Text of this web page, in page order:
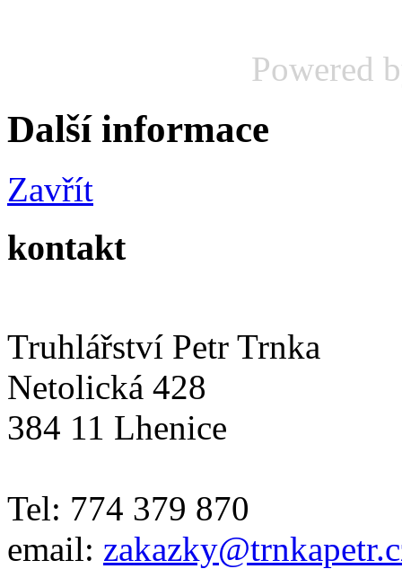
Powered
Další informace
Zavřít
kontakt
Truhlářství Petr Trnka
Netolická 428
384 11 Lhenice
Tel: 774 379 870
email: